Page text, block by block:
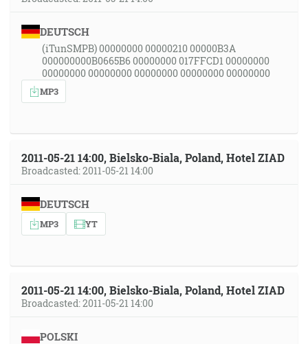
DEUTSCH
(iTunSMPB) 00000000 00000210 00000B3A
000000000B0665B6 00000000 017FFCD1 00000000
00000000 00000000 00000000 00000000 00000000
MP3
2011-05-21 14:00, Bielsko-Biala, Poland, Hotel ZIAD
Broadcasted: 2011-05-21 14:00
DEUTSCH
MP3 YT
2011-05-21 14:00, Bielsko-Biala, Poland, Hotel ZIAD
Broadcasted: 2011-05-21 14:00
POLSKI